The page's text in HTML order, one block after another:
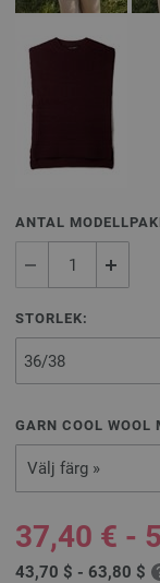
ANTAL
STORLEK:
GARN COOL WOOL
Välj färg »
37,40 € -
43,70 $ - 63,80 $